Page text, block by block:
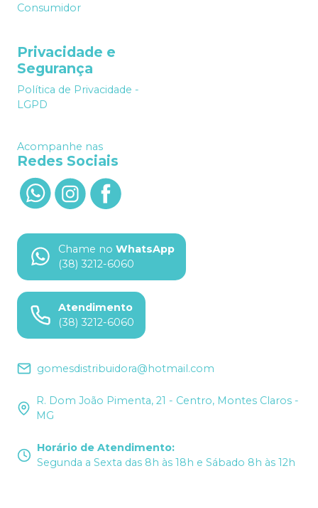
Consumidor
Privacidade e
Segurança
Política de Privacidade -
LGPD
Acompanhe nas
Redes Sociais
Chame no WhatsApp
(38) 3212-6060
Atendimento
(38) 3212-6060
gomesdistribuidora@hotmail.com
R. Dom João Pimenta, 21 - Centro, Montes Claros -
MG
Horário de Atendimento:
Segunda a Sexta das 8h às 18h e Sábado 8h às 12h